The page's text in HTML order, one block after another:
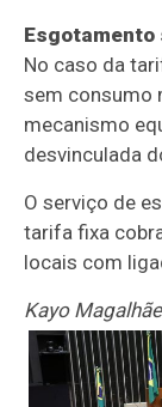
No caso da
sem consumo
mecanismo
desvinculada
O serviço de
tarifa fixa
locais com
Kayo